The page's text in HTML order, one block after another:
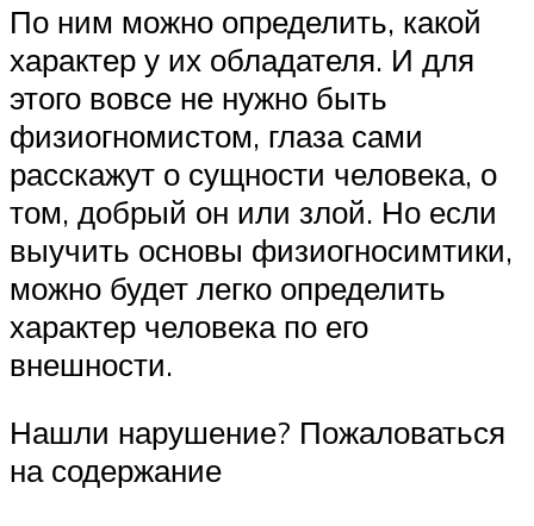
По ним можно определить, какой
характер у их обладателя. И для
этого вовсе не нужно быть
физиогномистом, глаза сами
расскажут о сущности человека, о
том, добрый он или злой. Но если
выучить основы физиогносимтики,
можно будет легко определить
характер человека по его
внешности.
Нашли нарушение? Пожаловаться
на содержание